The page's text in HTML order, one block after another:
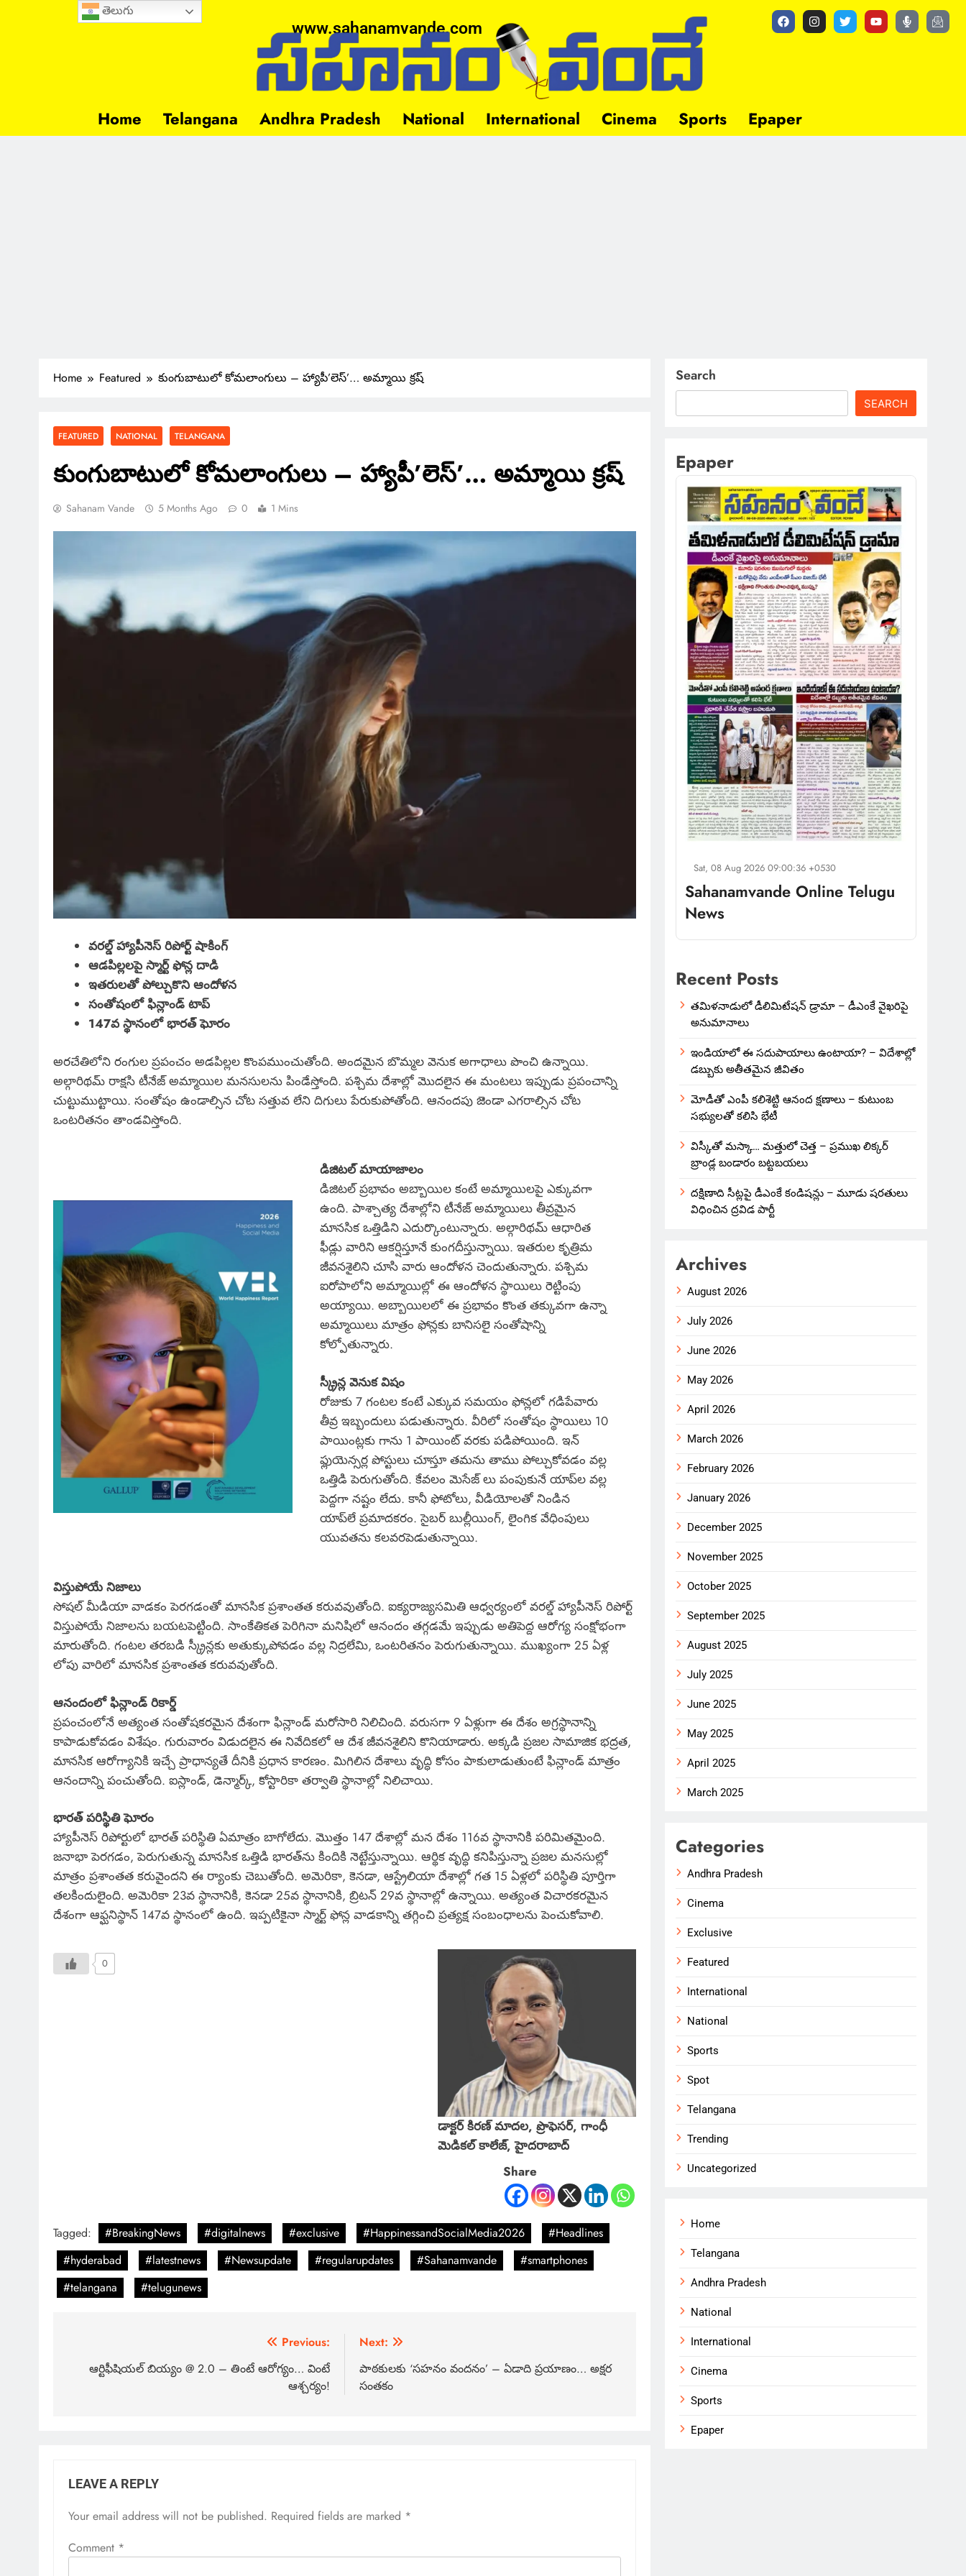
www.sahanamvande.com
Home Telangana Andhra Pradesh National International Cinema Sports Epaper
Home Featured కుంగుబాటులో కోమలాంగులు – హ్యాపీ’లెస్’… అమ్మాయి క్రష్
FEATURED NATIONAL TELANGANA
కుంగుబాటులో కోమలాంగులు – హ్యాపీ’లెస్’… అమ్మాయి క్రష్
Sahanam Vande 5 Months Ago 0 1 Mins
వరల్డ్ హ్యాపీనెస్ రిపోర్ట్ షాకింగ్
ఆడపిల్లలపై స్మార్ట్ ఫోన్ల దాడి
ఇతరులతో పోల్చుకొని ఆందోళన
సంతోషంలో ఫిన్లాండ్ టాప్
147వ స్థానంలో భారత్‌ ఘోరం
అరచేతిలోని రంగుల ప్రపంచం అడపిల్లల కొంపముంచుతోంది. అందమైన బొమ్మల వెనుక అగాధాలు పొంచి ఉన్నాయి.
అల్గారిథమ్ రాక్షసి టీనేజ్ అమ్మాయిల మనసులను పిండేస్తోంది. పశ్చిమ దేశాల్లో మొదలైన ఈ మంటలు ఇప్పుడు ప్రపంచాన్ని
చుట్టుముట్టాయి. సంతోషం ఉండాల్సిన చోట సత్తువ లేని దిగులు పేరుకుపోతోంది. ఆనందపు జెండా ఎగరాల్సిన చోట
ఒంటరితనం తాండవిస్తోంది.
డిజిటల్ మాయాజాలం
డిజిటల్ ప్రభావం అబ్బాయిల కంటే అమ్మాయిలపై ఎక్కువగా
ఉంది. పాశ్చాత్య దేశాల్లోని టీనేజ్ అమ్మాయిలు తీవ్రమైన
మానసిక ఒత్తిడిని ఎదుర్కొంటున్నారు. అల్గారిథమ్ ఆధారిత
ఫీడ్లు వారిని ఆకర్షిస్తూనే కుంగదీస్తున్నాయి. ఇతరుల కృత్రిమ
జీవనశైలిని చూసి వారు ఆందోళన చెందుతున్నారు. పశ్చిమ
ఐరోపాలోని అమ్మాయిల్లో ఈ ఆందోళన స్థాయిలు రెట్టింపు
అయ్యాయి. అబ్బాయిలలో ఈ ప్రభావం కొంత తక్కువగా ఉన్నా
అమ్మాయిలు మాత్రం ఫోన్లకు బానిసలై సంతోషాన్ని
కోల్పోతున్నారు.
స్క్రీన్ల వెనుక విషం
రోజుకు 7 గంటల కంటే ఎక్కువ సమయం ఫోన్లలో గడిపేవారు
తీవ్ర ఇబ్బందులు పడుతున్నారు. వీరిలో సంతోషం స్థాయిలు 10
పాయింట్లకు గాను 1 పాయింట్ వరకు పడిపోయింది. ఇన్
ఫ్లుయెన్సర్ల పోస్టులు చూస్తూ తమను తాము పోల్చుకోవడం వల్ల
ఒత్తిడి పెరుగుతోంది. కేవలం మెసేజ్ లు పంపుకునే యాప్‌ల వల్ల
పెద్దగా నష్టం లేదు. కానీ ఫోటోలు, వీడియోలతో నిండిన
యాప్‌లే ప్రమాదకరం. సైబర్ బుల్లీయింగ్, లైంగిక వేధింపులు
యువతను కలవరపెడుతున్నాయి.
విస్తుపోయే నిజాలు
సోషల్ మీడియా వాడకం పెరగడంతో మానసిక ప్రశాంతత కరువవుతోంది. ఐక్యరాజ్యసమితి ఆధ్వర్యంలో వరల్డ్ హ్యాపీనెస్ రిపోర్ట్
విస్తుపోయే నిజాలను బయటపెట్టింది. సాంకేతికత పెరిగినా మనిషిలో ఆనందం తగ్గడమే ఇప్పుడు అతిపెద్ద ఆరోగ్య సంక్షోభంగా
మారుతోంది. గంటల తరబడి స్క్రీన్లకు అతుక్కుపోవడం వల్ల నిద్రలేమి, ఒంటరితనం పెరుగుతున్నాయి. ముఖ్యంగా 25 ఏళ్ల
లోపు వారిలో మానసిక ప్రశాంతత కరువవుతోంది.
ఆనందంలో ఫిన్లాండ్ రికార్డ్
ప్రపంచంలోనే అత్యంత సంతోషకరమైన దేశంగా ఫిన్లాండ్ మరోసారి నిలిచింది. వరుసగా 9 ఏళ్లుగా ఈ దేశం అగ్రస్థానాన్ని
కాపాడుకోవడం విశేషం. గురువారం విడుదలైన ఈ నివేదికలో ఆ దేశ జీవనశైలిని కొనియాడారు. అక్కడి ప్రజల సామాజిక భద్రత,
మానసిక ఆరోగ్యానికి ఇచ్చే ప్రాధాన్యతే దీనికి ప్రధాన కారణం. మిగిలిన దేశాలు వృద్ధి కోసం పాకులాడుతుంటే ఫిన్లాండ్ మాత్రం
ఆనందాన్ని పంచుతోంది. ఐస్లాండ్, డెన్మార్క్, కోస్టారికా తర్వాతి స్థానాల్లో నిలిచాయి.
భారత్ పరిస్థితి ఘోరం
హ్యాపీనెస్ రిపోర్టులో భారత్ పరిస్థితి ఏమాత్రం బాగోలేదు. మొత్తం 147 దేశాల్లో మన దేశం 116వ స్థానానికి పరిమితమైంది.
జనాభా పెరగడం, పెరుగుతున్న మానసిక ఒత్తిడి భారత్‌ను కిందికి నెట్టేస్తున్నాయి. ఆర్థిక వృద్ధి కనిపిస్తున్నా ప్రజల మనసుల్లో
మాత్రం ప్రశాంతత కరువైందని ఈ ర్యాంకు చెబుతోంది. అమెరికా, కెనడా, ఆస్ట్రేలియా దేశాల్లో గత 15 ఏళ్లలో పరిస్థితి పూర్తిగా
తలకిందులైంది. అమెరికా 23వ స్థానానికి, కెనడా 25వ స్థానానికి, బ్రిటన్ 29వ స్థానాల్లో ఉన్నాయి. అత్యంత విచారకరమైన
దేశంగా ఆఫ్ఘనిస్థాన్ 147వ స్థానంలో ఉంది. ఇప్పటికైనా స్మార్ట్ ఫోన్ల వాడకాన్ని తగ్గించి ప్రత్యక్ష సంబంధాలను పెంచుకోవాలి.
డాక్టర్ కిరణ్ మాదల, ప్రొఫెసర్, గాంధీ
మెడికల్ కాలేజ్, హైదరాబాద్
0
Share
Tagged: #BreakingNews #digitalnews #exclusive #HappinessandSocialMedia2026
#Headlines
#hyderabad
#latestnews #Newsupdate #regularupdates #Sahanamvande
#smartphones
#telangana
#telugunews
Previous:
ఆర్టిఫీషియల్ బియ్యం @ 2.0 – తింటే ఆరోగ్యం… వింటే
ఆశ్చర్యం!
Next:
పాఠకులకు ‘సహనం వందనం’ – ఏడాది ప్రయాణం… అక్షర
సంతకం
LEAVE A REPLY
Your email address will not be published. Required fields are marked *
Comment *
Search
SEARCH
Epaper
Sat, 08 Aug 2026 09:00:36 +0530
Sahanamvande Online Telugu
News
Recent Posts
తమిళనాడులో డీలిమిటేషన్ డ్రామా – డీఎంకే వైఖరిపై
అనుమానాలు
ఇండియాలో‌ ఈ సదుపాయాలు ఉంటాయా? – విదేశాల్లో
డబ్బుకు అతీతమైన జీవితం
మోడీతో ఎంపీ కలిశెట్టి ఆనంద క్షణాలు – కుటుంబ
సభ్యులతో కలిసి భేటీ
విస్కీతో మస్కా… మత్తులో చెత్త – ప్రముఖ లిక్కర్
బ్రాండ్ల బండారం బట్టబయలు
దక్షిణాది సీట్లపై డీఎంకే కండిషన్లు – మూడు షరతులు
విధించిన ద్రవిడ పార్టీ
Archives
August 2026
July 2026
June 2026
May 2026
April 2026
March 2026
February 2026
January 2026
December 2025
November 2025
October 2025
September 2025
August 2025
July 2025
June 2025
May 2025
April 2025
March 2025
Categories
Andhra Pradesh
Cinema
Exclusive
Featured
International
National
Sports
Spot
Telangana
Trending
Uncategorized
Home
Telangana
Andhra Pradesh
National
International
Cinema
Sports
Epaper
తెలుగు